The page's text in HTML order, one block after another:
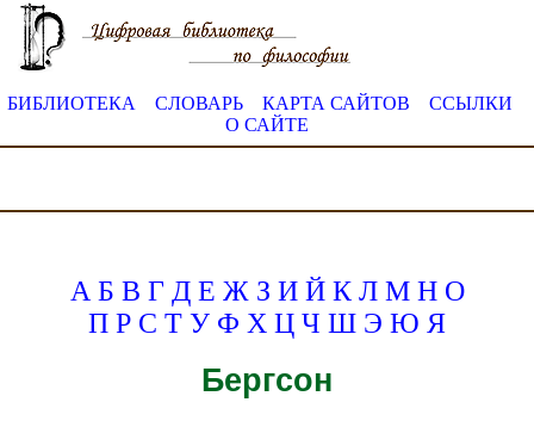
БИБЛИОТЕКА СЛОВАРЬ КАРТА САЙТОВ
ССЫЛКИ
О САЙТЕ
А Б В Г Д Е Ж З И Й К Л М Н О
П Р С Т У Ф Х Ц Ч Ш Э Ю Я
Бергсон